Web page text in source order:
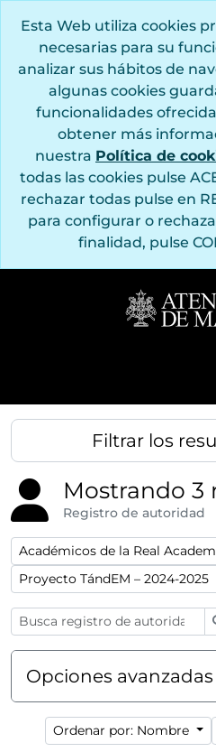
Esta Web utiliza cookies
necesarias para su
analizar sus hábitos de
algunas cookies
funcionalidades
obtener más
nuestra Política de
todas las cookies pulse
rechazar todas pulse en
para configurar o
finalidad, pulse
Filtrar los
Mostrando 3
Registro de autoridad
Remove filter:
Remove filter:
Proyecto TándEM – 2024-2025
Opciones
Ordenar por: Nombre